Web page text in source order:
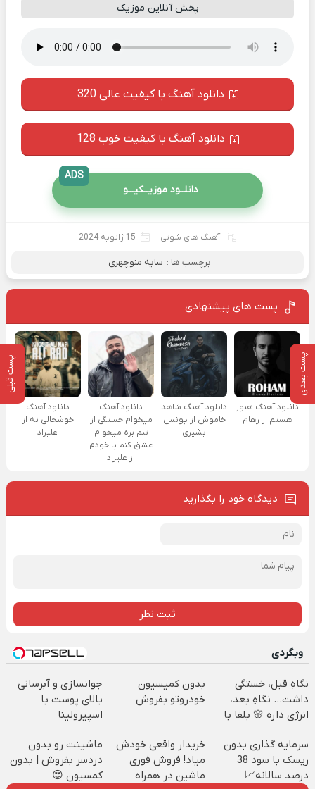
پست بعدی پست قبلی
پخش آنلاین موزیک
دانلود آهنگ با کیفیت عالی 320
دانلود آهنگ با کیفیت خوب 128
دانلــود موزیــکیـــو
ADS
آهنگ های شوتی 15 ژانویه 2024
برچسب ها : سایه منوچهری
پست های پیشنهادی
دانلود آهنگ هنوز
هستم از رهام
دانلود آهنگ شاهد
خاموش از یونس
بشیری
دانلود آهنگ
میخوام خستگی از
تنم بره میخوام
عشق کنم با خودم
از علیراد
دانلود آهنگ
خوشحالی نه از
علیراد
دیدگاه خود را بگذارید
ثبت نظر
وبگردی
نگاهِ قبل، خستگی
داشت... نگاهِ بعد،
انرژی داره 🌸 بلفا با
بدون کمیسیون
خودروتو بفروش
جوانسازی و آبرسانی
بالای پوست با
اسپیرولینا
سرمایه گذاری بدون
ریسک با سود 38
درصد سالانه📈
خریدار واقعی خودش
میاد! فروش فوری
ماشین در همراه
ماشینت رو بدون
دردسر بفروش | بدون
کمسیون 😍